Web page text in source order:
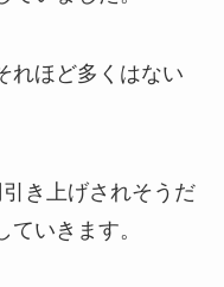
れほど多くはない
き上げされそうだ
いきます。